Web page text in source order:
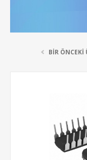
BIR ÖNCEKI